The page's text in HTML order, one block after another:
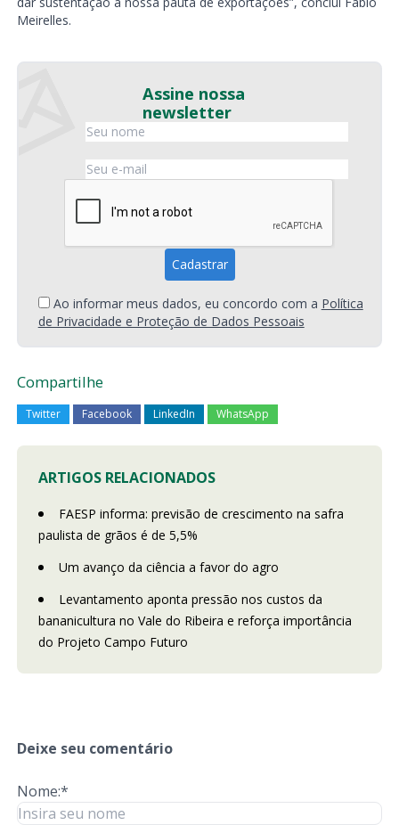
Meirelles.
Assine nossa
newsletter
Ao informar meus dados, eu concordo com a Política
de Privacidade e Proteção de Dados Pessoais
Compartilhe
Twitter Facebook LinkedIn WhatsApp
ARTIGOS RELACIONADOS
FAESP informa: previsão de crescimento na safra
paulista de grãos é de 5,5%
Um avanço da ciência a favor do agro
Levantamento aponta pressão nos custos da
bananicultura no Vale do Ribeira e reforça importância
do Projeto Campo Futuro
Deixe seu comentário
Nome:*